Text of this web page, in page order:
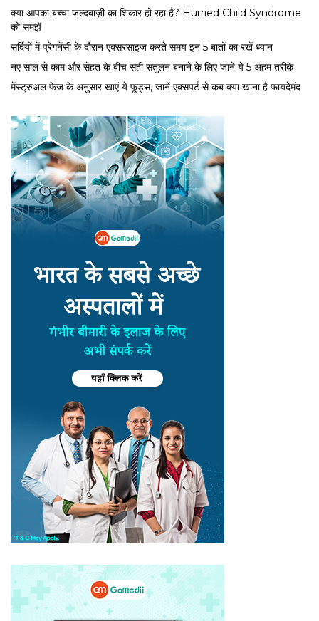
क्या आपका बच्चा जल्दबाज़ी का शिकार हो रहा है? Hurried Child Syndrome
को समझें
सर्द‍ियों में प्रेगनेंसी के दौरान एक्सरसाइज करते समय इन 5 बातों का रखें ध्यान
नए साल से काम और सेहत के बीच सही संतुलन बनाने के लिए जाने ये 5 अहम तरीके
मेंस्ट्रुअल फेज के अनुसार खाएं ये फूड्स, जानें एक्सपर्ट से कब क्या खाना है फायदेमंद